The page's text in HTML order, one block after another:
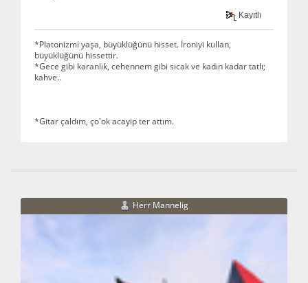
Kayıtlı
*Platonizmi yaşa, büyüklüğünü hisset. İroniyi kullan,
büyüklüğünü hissettir.
*Gece gibi karanlık, cehennem gibi sıcak ve kadın kadar tatlı;
kahve..
*Gitar çaldım, ço'ok acayip ter attım.
Herr Mannelig